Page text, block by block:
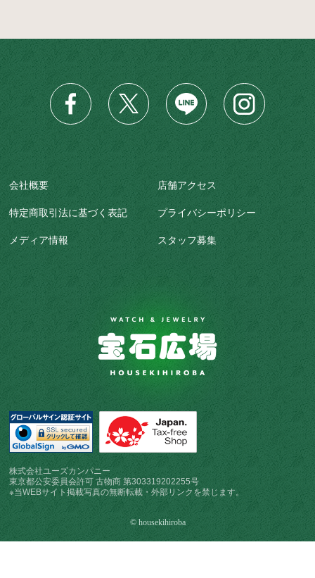
会社概要 店舗アクセス
特定商取引法に基づく表記 プライバシーポリシー
メディア情報 スタッフ募集
株式会社ユーズカンパニー
東京都公安委員会許可 古物商 第303319202255号
※当WEBサイト掲載写真の無断転載・外部リンクを禁じます。
© housekihiroba